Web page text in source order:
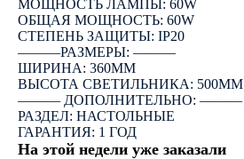
МОЩНОСТЬ ЛАМПЫ: 60W
ОБЩАЯ МОЩНОСТЬ: 60W
СТЕПЕНЬ ЗАЩИТЫ: IP20
―――РАЗМЕРЫ: ―――
ШИРИНА: 360ММ
ВЫСОТА СВЕТИЛЬНИКА: 500ММ
――― ДОПОЛНИТЕЛЬНО: ―――
РАЗДЕЛ: НАСТОЛЬНЫЕ
ГАРАНТИЯ: 1 ГОД
На этой недели уже заказали